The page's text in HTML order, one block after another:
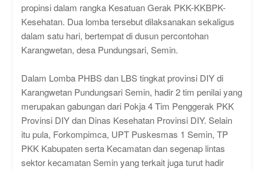
propinsi dalam rangka Kesatuan Gerak PKK-KKBPK-
Kesehatan. Dua lomba tersebut dilaksanakan sekaligus
dalam satu hari, bertempat di dusun percontohan
Karangwetan, desa Pundungsari, Semin.
Dalam Lomba PHBS dan LBS tingkat provinsi DIY di
Karangwetan Pundungsari Semin, hadir 2 tim penilai yang
merupakan gabungan dari Pokja 4 Tim Penggerak PKK
Provinsi DIY dan Dinas Kesehatan Provinsi DIY. Selain
itu pula, Forkompimca, UPT Puskesmas 1 Semin, TP
PKK Kabupaten serta Kecamatan dan segenap lintas
sektor kecamatan Semin yang terkait juga turut hadir